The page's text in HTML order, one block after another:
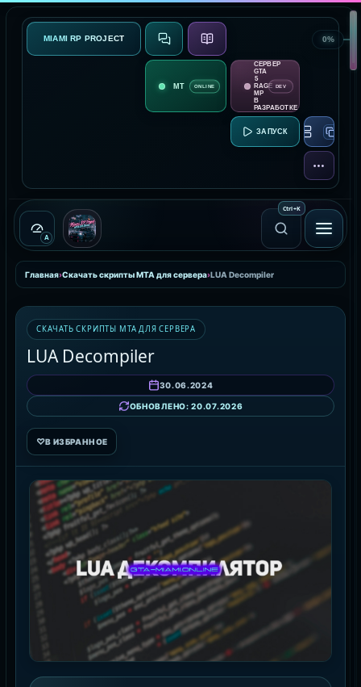
MIAMI RP PROJECT О ПРОЕКТЕ
ONLINE
СЕРВЕР
GTA
5
RAGE
MP
В
РАЗРАБОТКЕ
DEV
RAGE
ЕЩЁ
Ctrl+K
A
Главная›Скачать скрипты MTA для сервера›LUA Decompiler
СКАЧАТЬ СКРИПТЫ MTA ДЛЯ СЕРВЕРА
LUA Decompiler
30.06.2024
ОБНОВЛЕНО: 20.07.2026
♡В ИЗБРАННОЕ
0%